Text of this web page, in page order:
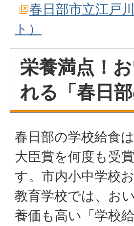
春日部市立江戸
ト）
栄養満点！
れる「春日
春日部の学校給食
大臣賞を何度も受
す。市内小中学校
教育学校では、お
養価も高い「学校